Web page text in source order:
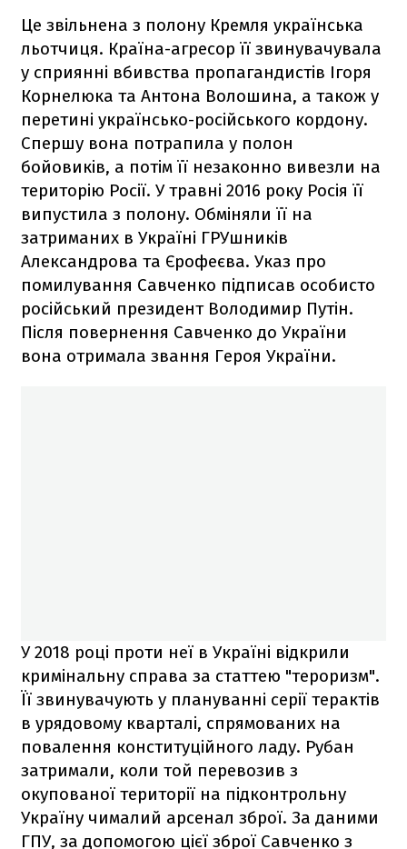
Це звільнена з полону Кремля українська
льотчиця. Країна-агресор її звинувачувала
у сприянні вбивства пропагандистів Ігоря
Корнелюка та Антона Волошина, а також у
перетині українсько-російського кордону.
Спершу вона потрапила у полон
бойовиків, а потім її незаконно вивезли на
територію Росії. У травні 2016 року Росія її
випустила з полону. Обміняли її на
затриманих в Україні ГРУшників
Александрова та Єрофеєва. Указ про
помилування Савченко підписав особисто
російський президент Володимир Путін.
Після повернення Савченко до України
вона отримала звання Героя України.
У 2018 році проти неї в Україні відкрили
кримінальну справа за статтею "тероризм".
Її звинувачують у плануванні серії терактів
в урядовому кварталі, спрямованих на
повалення конституційного ладу. Рубан
затримали, коли той перевозив з
окупованої території на підконтрольну
Україну чималий арсенал зброї. За даними
ГПУ, за допомогою цієї зброї Савченко з